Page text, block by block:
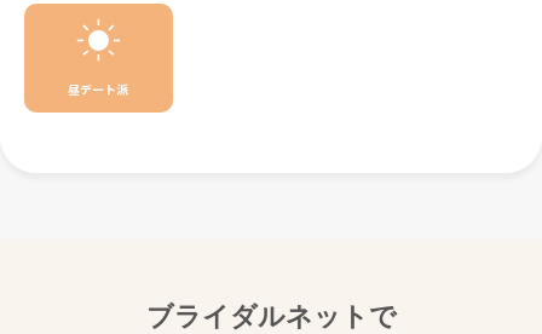
昼デート派
ブライダルネットで